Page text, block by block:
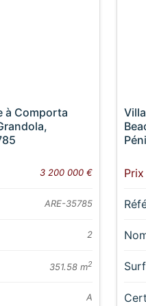
à Comporta
3 200 000 €
ARE-35785
2
351.58 m2
A